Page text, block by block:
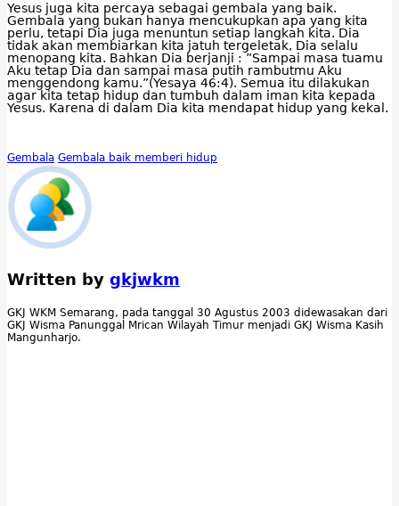
Yesus juga kita percaya sebagai gembala yang baik.
Gembala yang bukan hanya mencukupkan apa yang kita
perlu, tetapi Dia juga menuntun setiap langkah kita. Dia
tidak akan membiarkan kita jatuh tergeletak, Dia selalu
menopang kita. Bahkan Dia berjanji : ”Sampai masa tuamu
Aku tetap Dia dan sampai masa putih rambutmu Aku
menggendong kamu.”(Yesaya 46:4). Semua itu dilakukan
agar kita tetap hidup dan tumbuh dalam iman kita kepada
Yesus. Karena di dalam Dia kita mendapat hidup yang kekal.
Gembala Gembala baik memberi hidup
Written by gkjwkm
GKJ WKM Semarang, pada tanggal 30 Agustus 2003 didewasakan dari
GKJ Wisma Panunggal Mrican Wilayah Timur menjadi GKJ Wisma Kasih
Mangunharjo.